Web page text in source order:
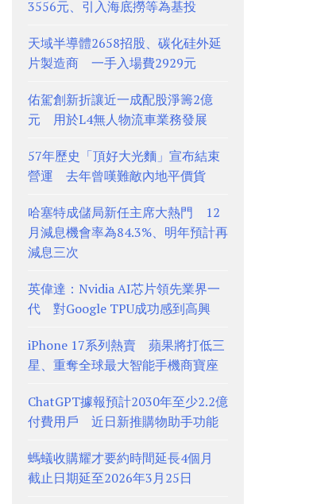
3556元、引入海底撈等為基投
天域半導體2658招股、碳化硅外延
片製造商 一手入場費2929元
佑駕創新折讓近一成配股淨籌2億
元 用於L4無人物流車業務發展
57年歷史「頂好大光麵」宣布結束
營運 去年曾嘆難敵內地平價貨
哈塞特成儲局新任主席大熱門 12
月減息機會率為84.3%、明年預計再
減息三次
英偉達：Nvidia AI芯片領先業界一
代 對Google TPU成功感到高興
iPhone 17系列熱賣 蘋果將打低三
星、重奪全球最大智能手機商寶座
ChatGPT據報預計2030年至少2.2億
付費用戶 近日新推購物助手功能
螞蟻收購耀才要約時間延長4個月
截止日期延至2026年3月25日